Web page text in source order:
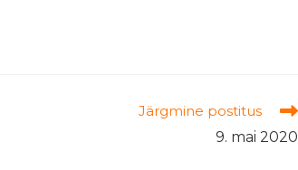
Järgmine postitus
9. mai 2020